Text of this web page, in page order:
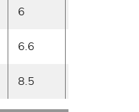
6
6.6
8.5